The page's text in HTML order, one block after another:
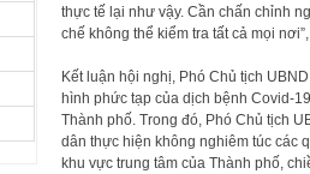
thực tế lại như vậy. Cần chấn chỉnh
chế không thể kiểm tra tất cả mọi
Kết luận hội nghị, Phó Chủ tịch
hình phức tạp của dịch bệnh Covid-
Thành phố. Trong đó, Phó Chủ tịch
dân thực hiện không nghiêm túc các
khu vực trung tâm của Thành phố,